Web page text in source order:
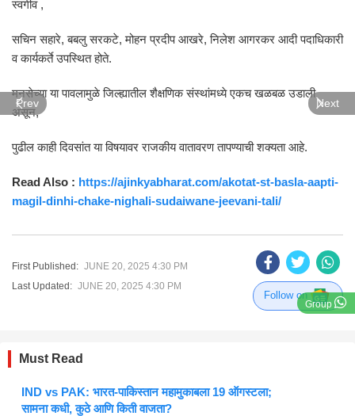
Group
स्वर्गीव ,
सचिन सहारे, बबलु सरकटे, मोहन प्रदीप आखरे, निलेश आगरकर आदी पदाधिकारी
व कार्यकर्ते उपस्थित होते.
मनसेच्या या पावलामुळे जिल्ह्यातील शैक्षणिक संस्थांमध्ये एकच खळबळ उडाली
असून,
पुढील काही दिवसांत या विषयावर राजकीय वातावरण तापण्याची शक्यता आहे.
Read Also : https://ajinkyabharat.com/akotat-st-basla-aapti-
magil-dinhi-chake-nighali-sudaiwane-jeevani-tali/
First Published: JUNE 20, 2025 4:30 PM
Last Updated: JUNE 20, 2025 4:30 PM
Follow on
Prev Next
Must Read
IND vs PAK: भारत-पाकिस्तान महामुकाबला 19 ऑगस्टला;
सामना कधी, कुठे आणि किती वाजता?